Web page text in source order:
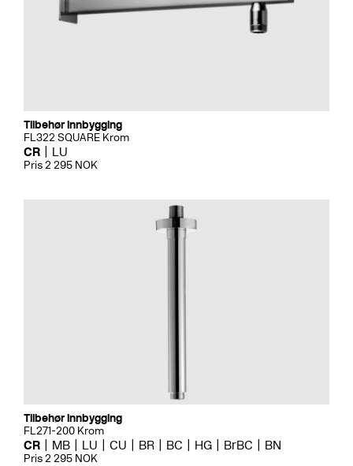
Tilbehør innbygging
FL322 SQUARE Krom
CR LU
Pris 2 295 NOK
Tilbehør innbygging
FL271-200 Krom
CR MB LU CU BR BC HG BrBC BN
Pris 2 295 NOK